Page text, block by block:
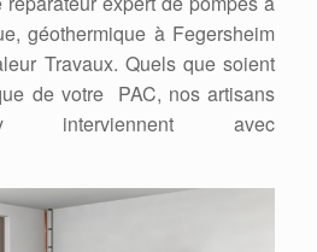
géothermique à Fegersheim
Travaux. Quels que soient
de votre PAC, nos artisans
interviennent avec